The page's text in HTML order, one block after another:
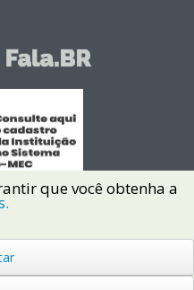
de Santa Catarina IFSC
Reservados.
que você obtenha a